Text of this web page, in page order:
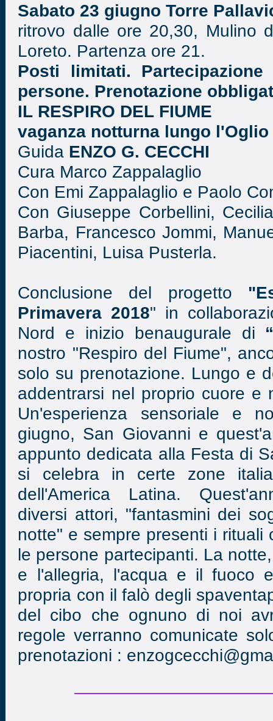
Sabato 23 giugno Torre
ritrovo dalle ore 20,30, Mulino
Loreto. Partenza ore 21.
Posti limitati.
persone. Prenotazione
IL RESPIRO DEL FIUME
vaganza notturna lungo l'Oglio
Guida ENZO G. CECCHI
Cura Marco Zappalaglio
Con Emi Zappalaglio e Paolo
Con Giuseppe Corbellini,
Barba, Francesco Jommi,
Piacentini, Luisa Pusterla.
Conclusione del progetto
Primavera 2018" in
Nord e inizio benaugurale di
nostro "Respiro del Fiume",
solo su prenotazione. Lungo e
addentrarsi nel proprio cuore e
Un'esperienza sensoriale e
giugno, San Giovanni e
appunto dedicata alla Festa di
si celebra in certe zone
dell'America Latina.
diversi attori, "fantasmini dei
notte" e sempre presenti i rituali
le persone partecipanti. La
e l'allegria, l'acqua e il fuoco
propria con il falò degli
del cibo che ognuno di noi
regole verranno comunicate
prenotazioni :